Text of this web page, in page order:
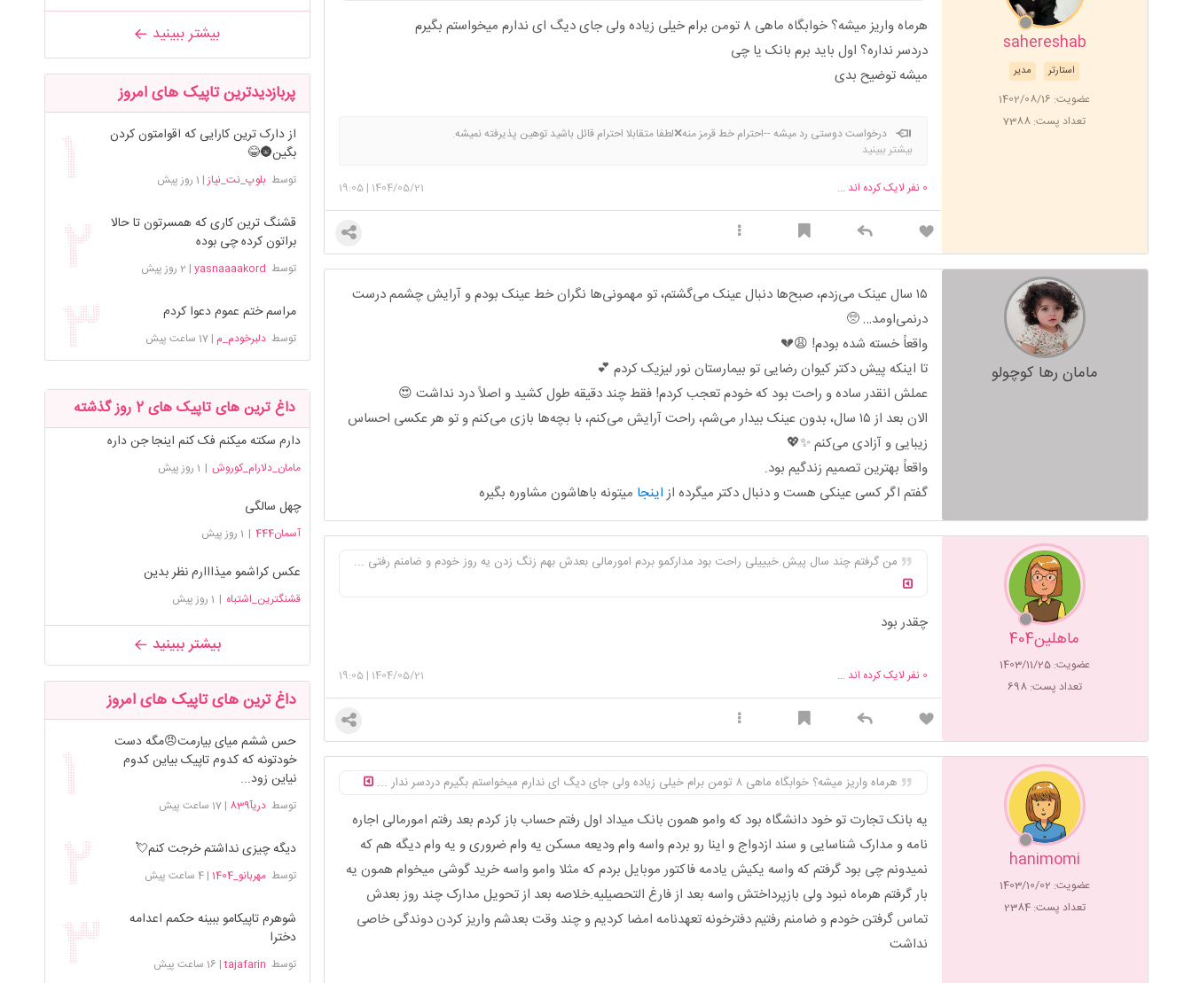
sahereshab
مدیر استارتر
عضویت: 1402/08/16
تعداد پست: 7388
هرماه واریز میشه؟ خوابگاه ماهی ۸ تومن برام خیلی زیاده ولی جای دیگ ای ندارم میخواستم بگیرم
دردسر نداره؟ اول باید برم بانک یا چی
میشه توضیح بدی
درخواست دوستی رد میشه --احترام خط قرمز منه❌لطفا متقابلا احترام قائل باشید توهین پذیرفته نمیشه.
بیشتر ببینید
1404/05/21
|
19:05 0 نفر لایک کرده اند ...
مامان رها کوچولو
۱۵ سال عینک می‌زدم، صبح‌ها دنبال عینک می‌گشتم، تو مهمونی‌ها نگران خط عینک بودم و آرایش چشمم درست
درنمی‌اومد… 🥺
واقعاً خسته شده بودم! 😩💔
تا اینکه پیش دکتر کیوان رضایی تو بیمارستان نور لیزیک کردم 💕
عملش انقدر ساده و راحت بود که خودم تعجب کردم! فقط چند دقیقه طول کشید و اصلاً درد نداشت 😍
الان بعد از ۱۵ سال، بدون عینک بیدار می‌شم، راحت آرایش می‌کنم، با بچه‌ها بازی می‌کنم و تو هر عکسی احساس
زیبایی و آزادی می‌کنم ✨💖
واقعاً بهترین تصمیم زندگیم بود.
گفتم اگر کسی عینکی هست و دنبال دکتر میگرده از اینجا میتونه باهاشون مشاوره بگیره
ماهلین404
عضویت: 1403/11/25
تعداد پست: 698
من گرفتم چند سال پیش.خیییلی راحت بود مدارکمو بردم امورمالی بعدش بهم زنگ زدن یه روز خودم و ضامنم رفتی ...
چقدر بود
1404/05/21
|
19:05 0 نفر لایک کرده اند ...
hanimomi
عضویت: 1403/10/02
تعداد پست: 2384
هرماه واریز میشه؟ خوابگاه ماهی ۸ تومن برام خیلی زیاده ولی جای دیگ ای ندارم میخواستم بگیرم دردسر ندار ...
یه بانک تجارت تو خود دانشگاه بود که وامو همون بانک میداد اول رفتم حساب باز کردم بعد رفتم امورمالی اجاره
نامه و مدارک شناسایی و سند ازدواج و اینا رو بردم واسه وام ودیعه مسکن یه وام ضروری و یه وام دیگه هم که
نمیدونم چی بود گرفتم که واسه یکیش یادمه فاکتور موبایل بردم که مثلا وامو واسه خرید گوشی میخوام همون یه
بار گرفتم هرماه نبود ولی بازپرداختش واسه بعد از فارغ التحصیلیه.خلاصه بعد از تحویل مدارک چند روز بعدش
تماس گرفتن خودم و ضامنم رفتیم دفترخونه تعهدنامه امضا کردیم و چند وقت بعدشم واریز کردن دوندگی خاصی
نداشت
بیشتر ببینید
پربازدیدترین تاپیک های امروز
از دارک ترین کارایی که اقوامتون کردن
بگین🌚😂
توسطبلوپ_نت_نیاز| 1 روز پیش
قشنگ ترین کاری که همسرتون تا حالا
براتون کرده چی بوده
توسط yasnaaaakord
| 2 روز پیش
مراسم ختم عموم دعوا کردم
توسطدلبرخودم_م |17 ساعت پیش
داغ ترین های تاپیک های 2 روز گذشته
دارم سکته میکنم فک کنم اینجا جن داره
مامان_دلارام_کوروش | 1 روز پیش
چهل سالگی
آسمان444 | 1 روز پیش
عکس کراشمو میذااارم نظر بدین
قشنگترین_اشتباه | 1 روز پیش
بیشتر ببینید
داغ ترین های تاپیک های امروز
حس ششم میای بیارمت😠مگه دست
خودتونه که کدوم تاپیک بیاین کدوم
نیاین زود...
توسطدریآ839 |17 ساعت پیش
دیگه چیزی نداشتم خرجت کنم💘
توسطمهربانو_1404 |4 ساعت پیش
شوهرم تاپیکامو ببینه حکمم اعدامه
دخترا
توسط tajafarin
| 16 ساعت پیش